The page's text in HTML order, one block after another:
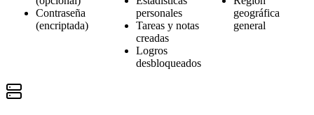
Contraseña
(encriptada)
personales
Tareas y notas
creadas
Logros
desbloqueados
geográfica
general